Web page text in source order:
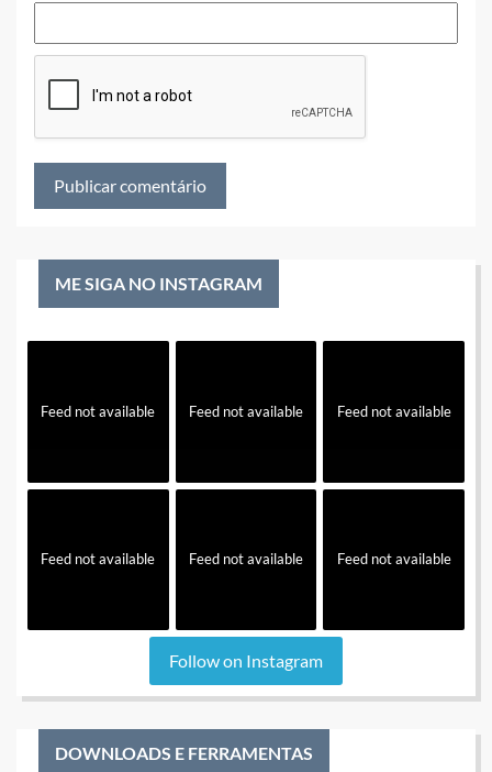
ME SIGA NO INSTAGRAM
Feed not available Feed not available Feed not available
Feed not available Feed not available Feed not available
Follow on Instagram
DOWNLOADS E FERRAMENTAS